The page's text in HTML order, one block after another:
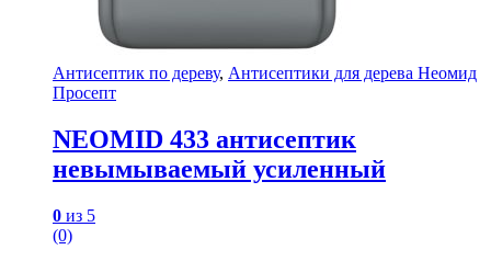
Антисептик по дереву, Антисептики для дерева Неомид
Просепт
NEOMID 433 антисептик
невымываемый усиленный
0 из 5
(0)